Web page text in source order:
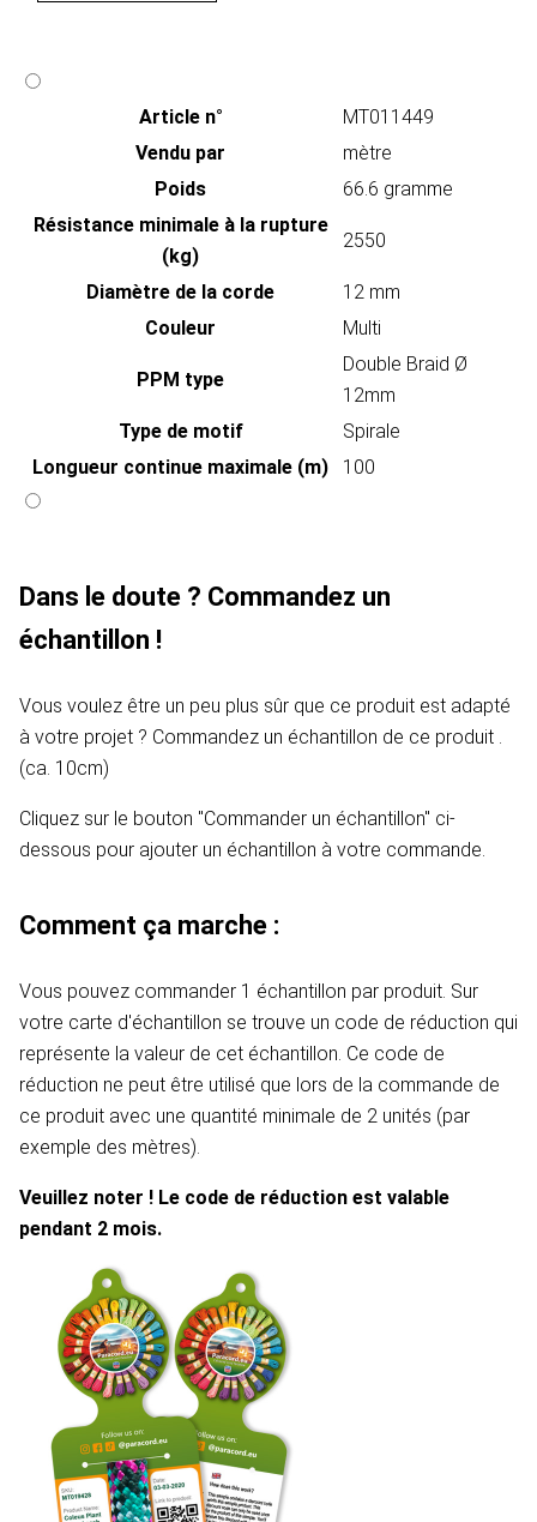
Article n°
MT011449
Vendu par
mètre
Poids
66.6 gramme
Résistance minimale à la rupture
(kg)
2550
Diamètre de la corde
12 mm
Couleur
Multi
PPM type
Double Braid Ø
12mm
Type de motif
Spirale
Longueur continue maximale (m)
100
Dans le doute ? Commandez un
échantillon !
Vous voulez être un peu plus sûr que ce produit est adapté
à votre projet ? Commandez un échantillon de ce produit .
(ca. 10cm)
Cliquez sur le bouton "Commander un échantillon" ci-
dessous pour ajouter un échantillon à votre commande.
Comment ça marche :
Vous pouvez commander 1 échantillon par produit. Sur
votre carte d'échantillon se trouve un code de réduction qui
représente la valeur de cet échantillon. Ce code de
réduction ne peut être utilisé que lors de la commande de
ce produit avec une quantité minimale de 2 unités (par
exemple des mètres).
Veuillez noter ! Le code de réduction est valable
pendant 2 mois.